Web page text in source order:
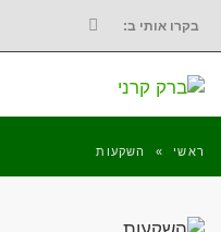
בקרו אותי ב:
FACEBOOK
ראשי » השקעות